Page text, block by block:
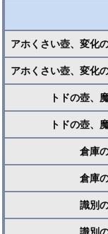
アホくさい壺、変化
アホくさい壺、変化
トドの壺、
トドの壺、
倉庫
倉庫
識別